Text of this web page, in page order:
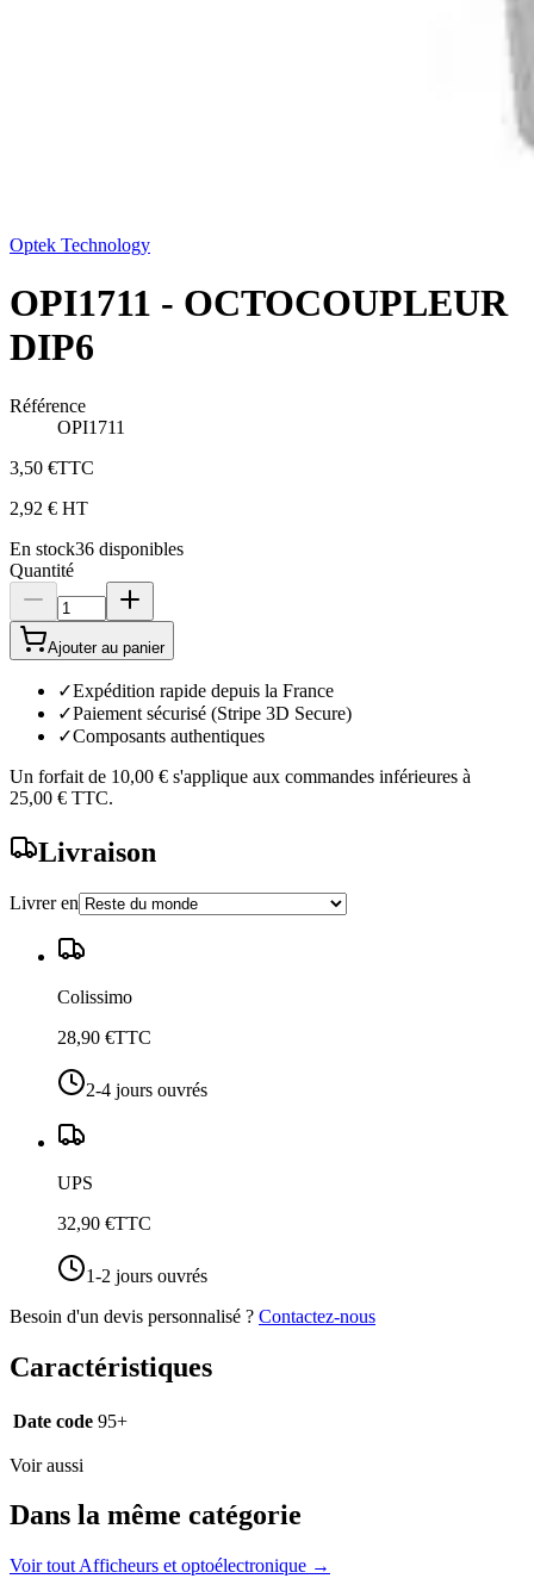
Optek Technology
OPI1711 - OCTOCOUPLEUR
DIP6
Référence
OPI1711
3,50 €TTC
2,92 € HT
En stock36 disponibles
Quantité
Ajouter au panier
✓Expédition rapide depuis la France
✓Paiement sécurisé (Stripe 3D Secure)
✓Composants authentiques
Un forfait de 10,00 € s'applique aux commandes inférieures à
25,00 € TTC.
Livraison
Livrer en
Colissimo
28,90 €TTC
2-4 jours ouvrés
UPS
32,90 €TTC
1-2 jours ouvrés
Besoin d'un devis personnalisé ? Contactez-nous
Caractéristiques
Date code 95+
Voir aussi
Dans la même catégorie
Voir tout Afficheurs et optoélectronique →